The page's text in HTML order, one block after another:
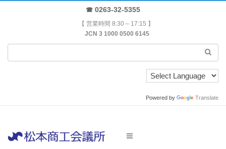
☎ 0263-32-5355
【 営業時間 8:30 – 17:15 】
JCN 3 1000 0500 6145
Powered by Translate